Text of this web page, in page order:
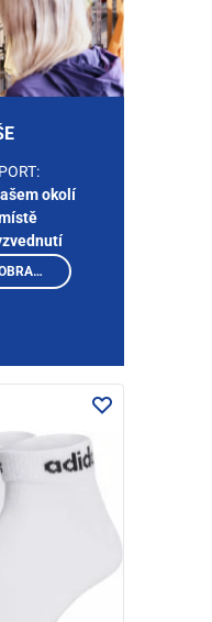
okolí
VYBRAT PRODEJNU A ZOBRAZIT PRODUKTY